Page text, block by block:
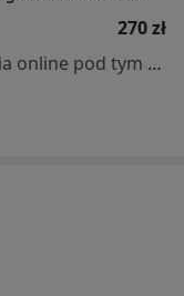
270 zł
Specjalista nie oferuje umawiania online pod tym adresem.